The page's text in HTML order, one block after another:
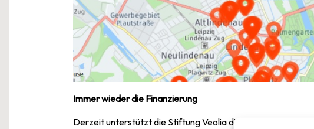
Immer wieder die Finanzierung
Derzeit unterstützt die Stiftung Veolia die Verbreitung der